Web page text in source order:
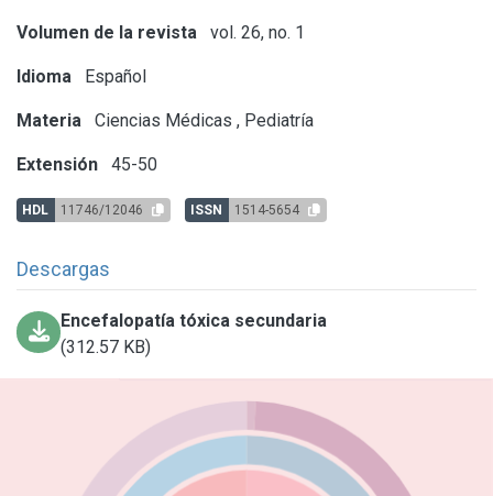
Volumen de la revista vol. 26, no. 1
Idioma Español
Materia Ciencias Médicas , Pediatría
Extensión 45-50
HDL 11746/12046 ISSN 1514-5654
Descargas
Encefalopatía tóxica secundaria
(312.57 KB)